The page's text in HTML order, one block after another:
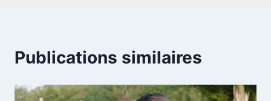
Publications similaires